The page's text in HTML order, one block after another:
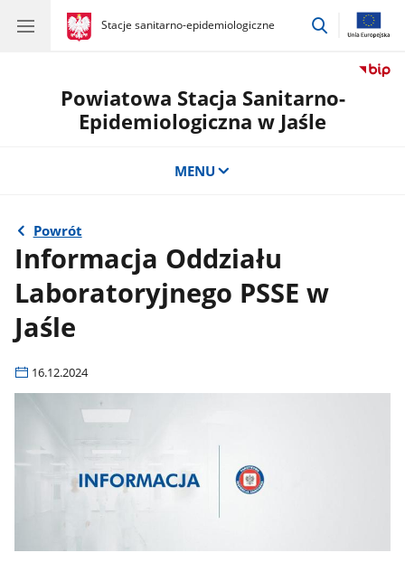
gov.pl
Stacje sanitarno-epidemiologiczne
gov.pl
Stacje
przejdź
Powiatowa Stacja Sanitarno-
Epidemiologiczna w Jaśle
MENU
Powrót
Informacja Oddziału
Laboratoryjnego PSSE w
Jaśle
16.12.2024